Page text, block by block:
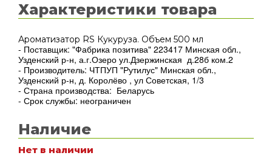
Характеристики товара
Ароматизатор RS Кукуруза. Объем 500 мл
- Поставщик: "Фабрика позитива" 223417 Минская обл.,
Узденский р-н, а.г.Озеро ул.Дзержинская д.28б ком.2
- Производитель: ЧТПУП "Рутилус" Минская обл.,
Узденский р-н, д. Королёво , ул Советская, 1/3
- Страна производства: Беларусь
- Срок службы: неограничен
Наличие
Нет в наличии